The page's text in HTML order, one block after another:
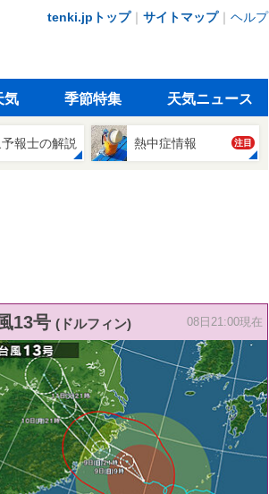
tenki.jpトップ｜ サイトマップ｜ ヘルプ
気 季節特集 天気ニュース
報士の解説 熱中症情報 注目
13号 (ドルフィン) 08日21:00現在